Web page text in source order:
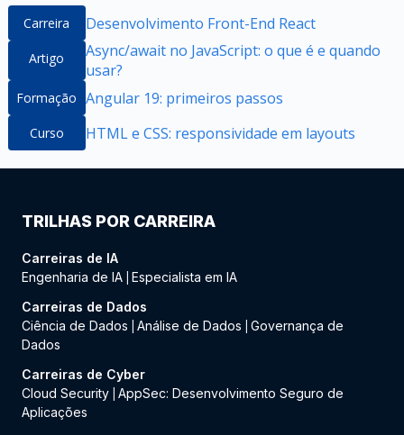
Carreira Desenvolvimento Front-End React
Artigo
Async/await no JavaScript: o que é e quando
usar?
Formação Angular 19: primeiros passos
Curso HTML e CSS: responsividade em layouts
TRILHAS POR CARREIRA
Carreiras de IA
Engenharia de IA Especialista em IA
Carreiras de Dados
Ciência de Dados
Análise de Dados
Governança de
Dados
Carreiras de Cyber
Cloud Security AppSec: Desenvolvimento Seguro de
Aplicações